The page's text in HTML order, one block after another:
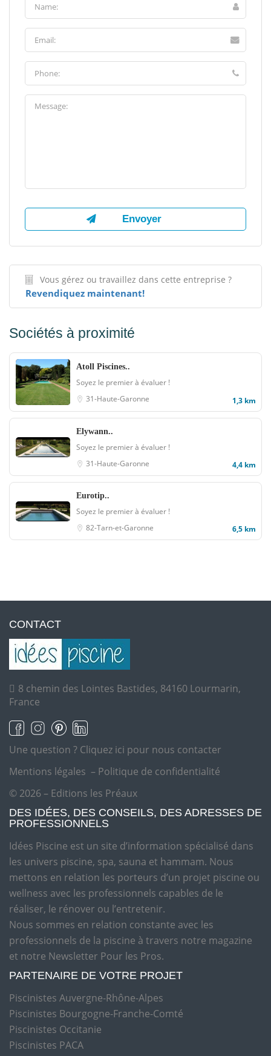
Vous gérez ou travaillez dans cette entreprise ?
Revendiquez maintenant!
Sociétés à proximité
Atoll Piscines..
Soyez le premier à évaluer !
31-Haute-Garonne
1,3 km
Elywann..
Soyez le premier à évaluer !
31-Haute-Garonne
4,4 km
Eurotip..
Soyez le premier à évaluer !
82-Tarn-et-Garonne
6,5 km
CONTACT
8 chemin des Lointes Bastides, 84160 Lourmarin,
France
Une question ? Cliquez ici pour nous contacter
Mentions légales – Politique de confidentialité
© 2026 – Editions les Préaux
DES IDÉES, DES CONSEILS, DES ADRESSES DE
PROFESSIONNELS
Idées Piscine est un site d’information spécialisé dans
les univers piscine, spa, sauna et hammam. Nous
mettons en relation les porteurs d’un projet piscine ou
wellness avec les professionnels capables de le
réaliser, le rénover ou l’entretenir.
Nous sommes en relation constante avec les
professionnels de la piscine à travers notre magazine
et notre Newsletter Pour les Pros.
PARTENAIRE DE VOTRE PROJET
Piscinistes Auvergne-Rhône-Alpes
Piscinistes Bourgogne-Franche-Comté
Piscinistes Occitanie
Piscinistes PACA